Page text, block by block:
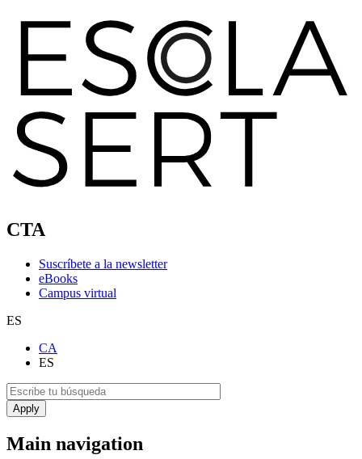
CTA
Suscríbete a la newsletter
eBooks
Campus virtual
ES
CA
ES
Main navigation